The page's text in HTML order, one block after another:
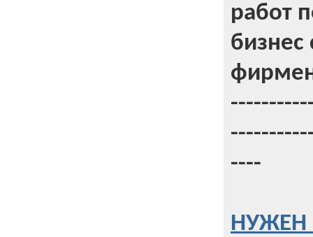
работ
бизнес
----
НУЖЕН